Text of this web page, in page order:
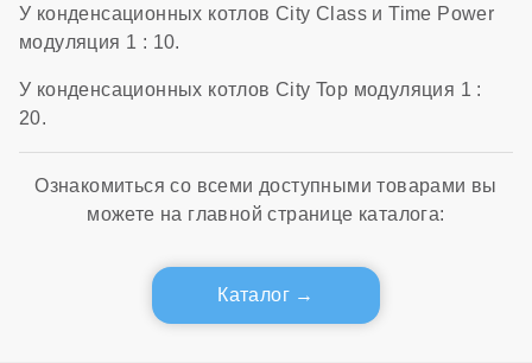
У конденсационных котлов City Class и Time Power
модуляция 1 : 10.
У конденсационных котлов City Top модуляция 1 :
20.
Ознакомиться со всеми доступными товарами вы
можете на главной странице каталога:
Каталог